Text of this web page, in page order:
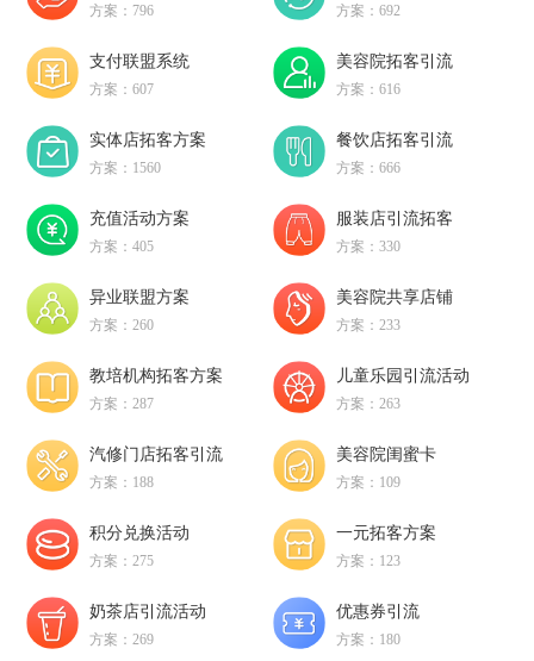
方案：796 方案：692
支付联盟系统
方案：607
美容院拓客引流
方案：616
实体店拓客方案
方案：1560
餐饮店拓客引流
方案：666
充值活动方案
方案：405
服装店引流拓客
方案：330
异业联盟方案
方案：260
美容院共享店铺
方案：233
教培机构拓客方案
方案：287
儿童乐园引流活动
方案：263
汽修门店拓客引流
方案：188
美容院闺蜜卡
方案：109
积分兑换活动
方案：275
一元拓客方案
方案：123
奶茶店引流活动
方案：269
优惠券引流
方案：180